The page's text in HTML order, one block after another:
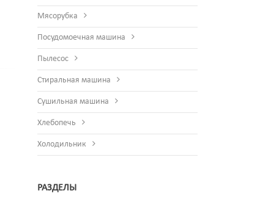
Мясорубка
Посудомоечная машина
Пылесос
Стиральная машина
Сушильная машина
Хлебопечь
Холодильник
РАЗДЕЛЫ